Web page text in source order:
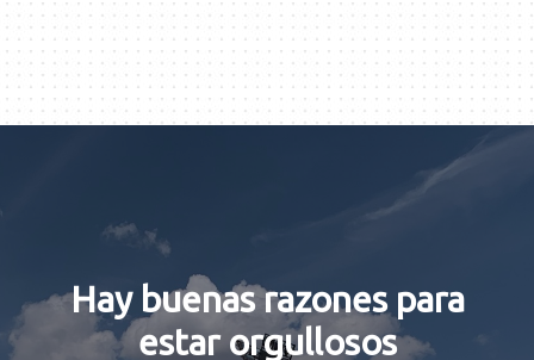
Hay buenas razones para
estar orgullosos